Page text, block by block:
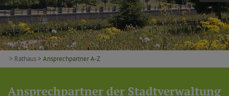
> Rathaus > Ansprechpartner A-Z
Ansprechpartner der Stadtverwaltung